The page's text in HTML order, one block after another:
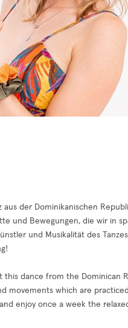
aus der Dominikanischen
und Bewegungen, die wir in
und Musikalität des
this dance from the Dominican
movements which are
enjoy once a week the